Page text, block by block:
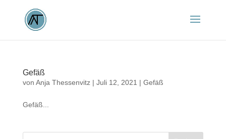
Gefäß
von Anja Thessenvitz| Juli 12, 2021 | Gefäß
Gefäß...